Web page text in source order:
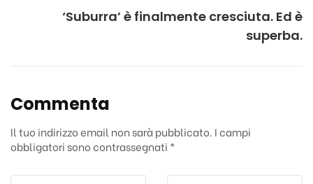
‘Suburra’ è finalmente cresciuta. Ed è
superba.
Commenta
Il tuo indirizzo email non sarà pubblicato. I campi
obbligatori sono contrassegnati *